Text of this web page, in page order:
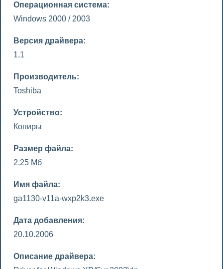
Операционная система:
Windows 2000 / 2003
Версия драйвера:
1.1
Производитель:
Toshiba
Устройство:
Копиры
Размер файла:
2.25 Мб
Имя файла:
ga1130-v11a-wxp2k3.exe
Дата добавления:
20.10.2006
Описание драйвера: